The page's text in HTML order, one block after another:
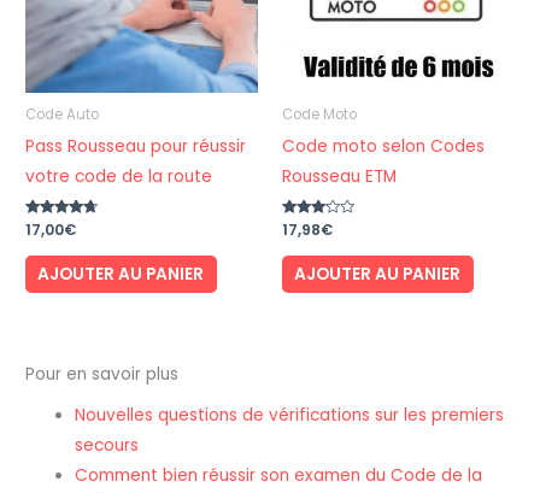
Code Auto
Pass Rousseau pour réussir
votre code de la route
Note
4.50
sur 5
17,00€
AJOUTER AU PANIER
Code Moto
Code moto selon Codes
Rousseau ETM
Note
3.00
sur 5
17,98€
AJOUTER AU PANIER
Pour en savoir plus
Nouvelles questions de vérifications sur les premiers
secours
Comment bien réussir son examen du Code de la